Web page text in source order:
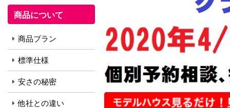
商品について
商品プラン
標準仕様
安さの秘密
他社との違い